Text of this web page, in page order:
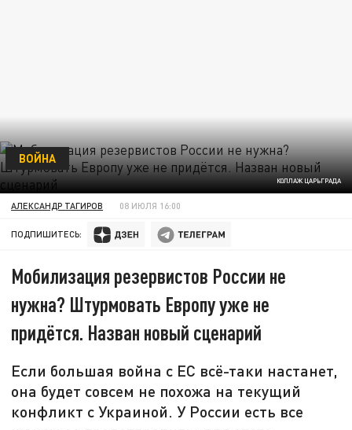
КОЛЛАЖ ЦАРЬГРАДА
ВОЙНА
АЛЕКСАНДР ТАГИРОВ 08 ИЮЛЯ 16:00
ПОДПИШИТЕСЬ:
Мобилизация резервистов России не
нужна? Штурмовать Европу уже не
придётся. Назван новый сценарий
Если большая война с ЕС всё-таки настанет,
она будет совсем не похожа на текущий
конфликт с Украиной. У России есть все